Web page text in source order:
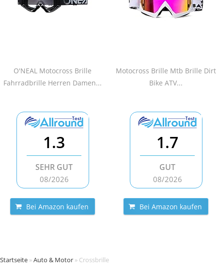
O'NEAL Motocross Brille
Fahrradbrille Herren Damen...
Motocross Brille Mtb Brille Dirt
Bike ATV...
1.3
SEHR GUT
08/2026
Bei Amazon kaufen
1.7
GUT
08/2026
Bei Amazon kaufen
Startseite »Auto & Motor » Crossbrille